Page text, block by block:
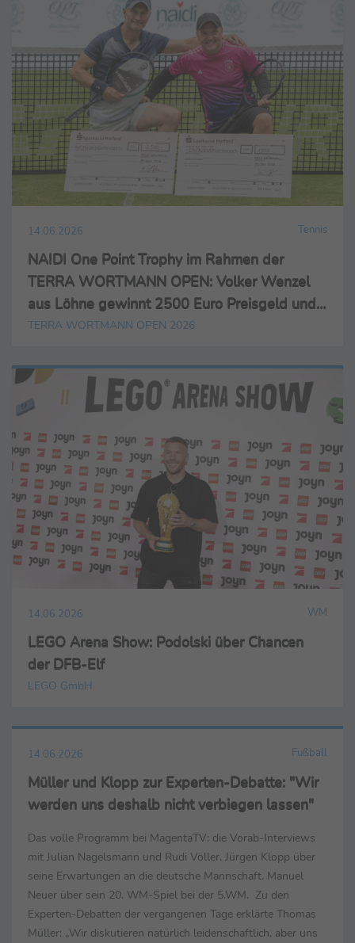
14.06.2026 Tennis
NAIDI One Point Trophy im Rahmen der
TERRA WORTMANN OPEN: Volker Wenzel
aus Löhne gewinnt 2500 Euro Preisgeld und
Zverev-Tennisschläger – auch Prominente und
TERRA WORTMANN OPEN 2026
14.06.2026 WM
LEGO Arena Show: Podolski über Chancen
der DFB-Elf
LEGO GmbH
14.06.2026 Fußball
Müller und Klopp zur Experten-Debatte: "Wir
werden uns deshalb nicht verbiegen lassen"
Das volle Programm bei MagentaTV: die Vorab-Interviews
mit Julian Nagelsmann und Rudi Völler, Jürgen Klopp über
seine Erwartungen an die deutsche Mannschaft. Manuel
Neuer über sein 20. WM-Spiel bei der 5.WM. Zu den
Experten-Debatten der vergangenen Tage erklärte Thomas
Müller: „Wir diskutieren natürlich leidenschaftlich, aber uns